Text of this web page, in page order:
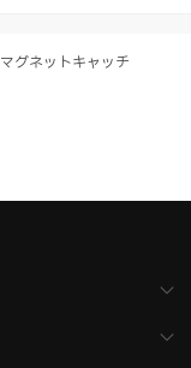
マグネットキャッチ